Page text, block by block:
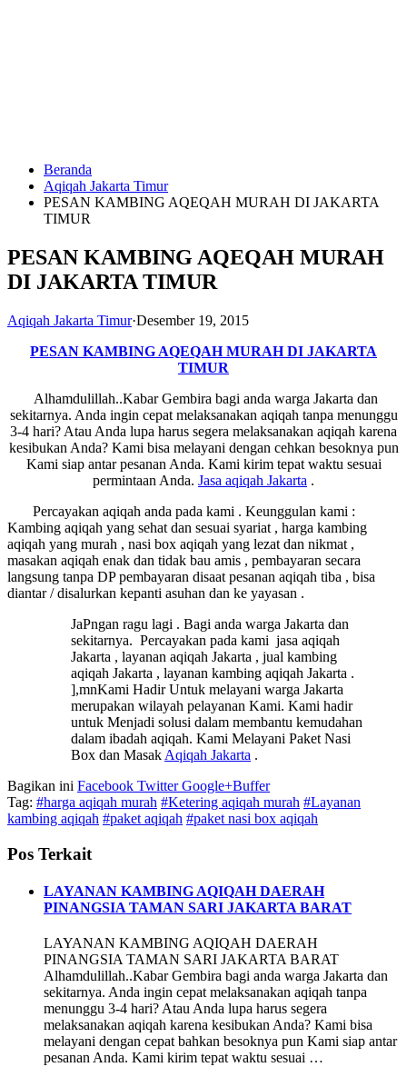
HUBUNGI
KAMI
0823
Beranda
Aqiqah Jakarta Timur
PESAN KAMBING AQEQAH MURAH DI JAKARTA
TIMUR
PESAN KAMBING AQEQAH MURAH
DI JAKARTA TIMUR
Aqiqah Jakarta Timur·Desember 19, 2015
PESAN KAMBING AQEQAH MURAH DI JAKARTA
TIMUR
Alhamdulillah..Kabar Gembira bagi anda warga Jakarta dan
sekitarnya. Anda ingin cepat melaksanakan aqiqah tanpa menunggu
3-4 hari? Atau Anda lupa harus segera melaksanakan aqiqah karena
kesibukan Anda? Kami bisa melayani dengan cehkan besoknya pun
Kami siap antar pesanan Anda. Kami kirim tepat waktu sesuai
permintaan Anda. Jasa aqiqah Jakarta .
Percayakan aqiqah anda pada kami . Keunggulan kami :
Kambing aqiqah yang sehat dan sesuai syariat , harga kambing
aqiqah yang murah , nasi box aqiqah yang lezat dan nikmat ,
masakan aqiqah enak dan tidak bau amis , pembayaran secara
langsung tanpa DP pembayaran disaat pesanan aqiqah tiba , bisa
diantar / disalurkan kepanti asuhan dan ke yayasan .
JaPngan ragu lagi . Bagi anda warga Jakarta dan
sekitarnya. Percayakan pada kami jasa aqiqah
Jakarta , layanan aqiqah Jakarta , jual kambing
aqiqah Jakarta , layanan kambing aqiqah Jakarta .
],mnKami Hadir Untuk melayani warga Jakarta
merupakan wilayah pelayanan Kami. Kami hadir
untuk Menjadi solusi dalam membantu kemudahan
dalam ibadah aqiqah. Kami Melayani Paket Nasi
Box dan Masak Aqiqah Jakarta .
Bagikan ini Facebook TwitterGoogle+Buffer
Tag: #harga aqiqah murah #Ketering aqiqah murah #Layanan
kambing aqiqah #paket aqiqah #paket nasi box aqiqah
Pos Terkait
LAYANAN KAMBING AQIQAH DAERAH
PINANGSIA TAMAN SARI JAKARTA BARAT
LAYANAN KAMBING AQIQAH DAERAH
PINANGSIA TAMAN SARI JAKARTA BARAT
Alhamdulillah..Kabar Gembira bagi anda warga Jakarta dan
sekitarnya. Anda ingin cepat melaksanakan aqiqah tanpa
menunggu 3-4 hari? Atau Anda lupa harus segera
melaksanakan aqiqah karena kesibukan Anda? Kami bisa
melayani dengan cepat bahkan besoknya pun Kami siap antar
pesanan Anda. Kami kirim tepat waktu sesuai …